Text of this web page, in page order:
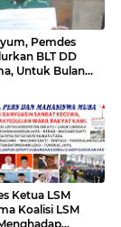
Pemdes
BLT DD
Untuk Bulan
Ketua LSM
Koalisi LSM